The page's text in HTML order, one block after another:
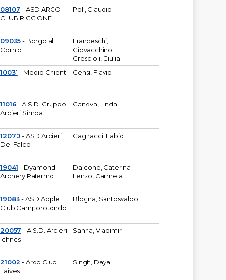
08107 - ASD ARCO
CLUB RICCIONE
Poli, Claudio
09035- Borgo al
Cornio
Franceschi,
Giovacchino
Crescioli, Giulia
10031 - Medio Chienti Censi, Flavio
11016 - A.S.D. Gruppo
Arcieri Simba
Caneva, Linda
12070- ASD Arcieri
Del Falco
Cagnacci, Fabio
19041 - Dyamond
Archery Palermo
Daidone, Caterina
Lenzo, Carmela
19083- ASD Apple
Club Camporotondo
Blogna, Santosvaldo
20057 - A.S.D. Arcieri
Ichnos
Sanna, Vladimir
21002 - Arco Club
Laives
Singh, Daya